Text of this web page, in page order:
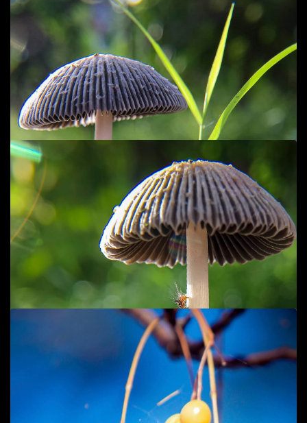
Add to cart
Trái Xoan 1
Macro/CloseUp
25$
Nấm sau mưa